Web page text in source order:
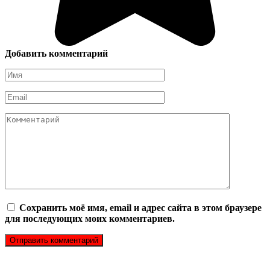
Добавить комментарий
Имя
*
Email
*
Комментарий
Сохранить моё имя, email и адрес сайта в этом браузере
для последующих моих комментариев.